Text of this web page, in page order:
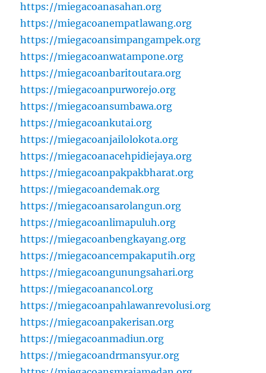
https://miegacoanasahan.org
https://miegacoanempatlawang.org
https://miegacoansimpangampek.org
https://miegacoanwatampone.org
https://miegacoanbaritoutara.org
https://miegacoanpurworejo.org
https://miegacoansumbawa.org
https://miegacoankutai.org
https://miegacoanjailolokota.org
https://miegacoanacehpidiejaya.org
https://miegacoanpakpakbharat.org
https://miegacoandemak.org
https://miegacoansarolangun.org
https://miegacoanlimapuluh.org
https://miegacoanbengkayang.org
https://miegacoancempakaputih.org
https://miegacoangunungsahari.org
https://miegacoanancol.org
https://miegacoanpahlawanrevolusi.org
https://miegacoanpakerisan.org
https://miegacoanmadiun.org
https://miegacoandrmansyur.org